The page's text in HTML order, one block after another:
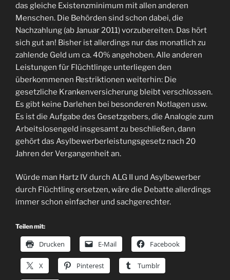
das gleiche Existenzminimum mit allen anderen
Menschen. Die Behörden sind schon dabei, die
Nachzahlung (ab Januar 2011) vorzubereiten. Das hört
sich gut an! Bisher ist allerdings nur das monatlich zu
zahlende Geld um ca. 40% angehoben. Alle anderen
Leistungen für Flüchtlinge unterliegen den
überkommenen Restriktionen weiterhin: Die
gesetzliche Krankenversicherung bleibt verschlossen.
Es gibt keine Darlehen bei besonderen Notlagen usw.
Es ist die Aufgabe des Gesetzgebers, die Analogie zum
Arbeitslosengeld insgesamt zu beschließen, dann
gehört das Asylbewerberleistungsgesetz nach 20
Jahren der Vergangenheit an.
Würde man Hartz IV durch ALG II und Asylbewerber
durch Flüchtling ersetzen, wäre die Debatte allerdings
immer schon einfacher und sachgerechter.
Teilen mit:
Drucken E-Mail Facebook
X Pinterest Tumblr